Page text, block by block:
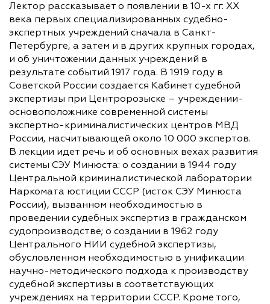
Лектор рассказывает о появлении в 10-х гг. XX
века первых специализированных судебно-
экспертных учреждений сначала в Санкт-
Петербурге, а затем и в других крупных городах,
и об уничтожении данных учреждений в
результате событий 1917 года. В 1919 году в
Советской России создается Кабинет судебной
экспертизы при Центророзыске – учреждении-
основоположнике современной системы
экспертно-криминалистических центров МВД
России, насчитывающей около 10 000 экспертов.
В лекции идет речь и об основных вехах развития
системы СЭУ Минюста: о создании в 1944 году
Центральной криминалистической лаборатории
Наркомата юстиции СССР (исток СЭУ Минюста
России), вызванном необходимостью в
проведении судебных экспертиз в гражданском
судопроизводстве; о создании в 1962 году
Центрального НИИ судебной экспертизы,
обусловленном необходимостью в унификации
научно-методического подхода к производству
судебной экспертизы в соответствующих
учреждениях на территории СССР. Кроме того,